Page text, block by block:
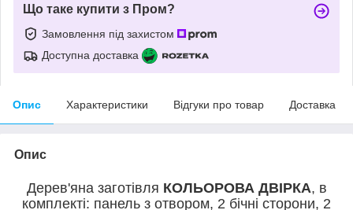
Що таке купити з Пром?
Замовлення під захистом
Доступна доставка
Опис Характеристики Відгуки про товар Доставка
Опис
Дерев'яна заготівля КОЛЬОРОВА ДВІРКА, в
комплекті: панель з отвором, 2 бічні сторони, 2